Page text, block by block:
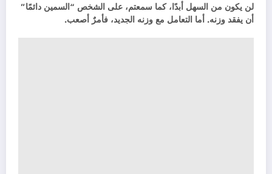
لن يكون من السهل أبدًا، كما سمعتم، على الشخص “السمين دائمًا”
أن يفقد وزنه. أما التعامل مع وزنه الجديد، فأمرٌ أصعب.